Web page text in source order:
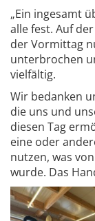
„Ein ingesamt
alle fest. Auf
der Vormittag
unterbrochen
vielfältig.
Wir bedanken
die uns und
diesen Tag
eine oder
nutzen, was
wurde. Das